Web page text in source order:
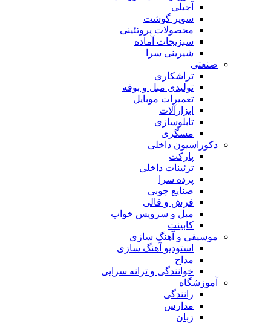
آجیلی
سوپر گوشت
محصولات پروتئینی
سبزیجات آماده
شیرینی سرا
صنعتی
تراشکاری
تولیدی مبل و بوفه
تعمیرات موبایل
ابزارآلات
تابلوسازی
مسگری
دکوراسیون داخلی
پارکت
تزئینات داخلی
پرده سرا
صنایع چوبی
فرش و قالی
مبل و سرويس خواب
کابینت
موسیقی و آهنگ سازی
استودیو آهنگ سازی
مداح
خوانندگی و ترانه سرایی
آموزشگاه
رانندگی
مدارس
زبان